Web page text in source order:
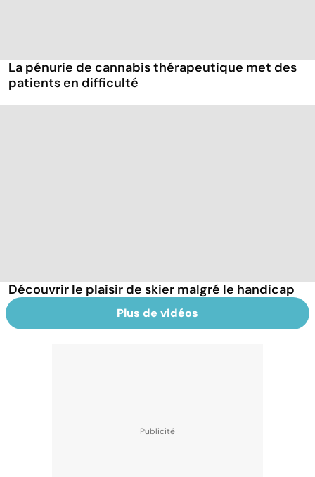
La pénurie de cannabis thérapeutique met des
patients en difficulté
Découvrir le plaisir de skier malgré le handicap
Plus de vidéos